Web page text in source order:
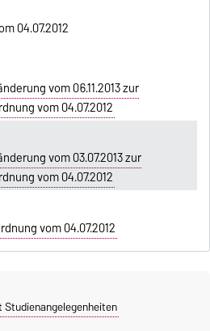
04.07.2012
vom 06.11.2013 zur
vom 04.07.2012
vom 03.07.2013 zur
vom 04.07.2012
vom 04.07.2012
Studienangelegenheiten